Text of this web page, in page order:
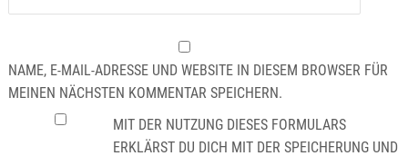
NAME, E-MAIL-ADRESSE UND WEBSITE IN DIESEM BROWSER FÜR
MEINEN NÄCHSTEN KOMMENTAR SPEICHERN.
MIT DER NUTZUNG DIESES FORMULARS
ERKLÄRST DU DICH MIT DER SPEICHERUNG UND